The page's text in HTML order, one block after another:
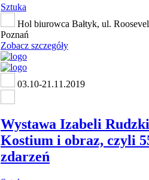
Sztuka
Hol biurowca Bałtyk, ul.
Poznań
Zobacz szczegóły
03.10-21.11.2019
Wystawa Izabeli
Kostium i obraz, czyli
zdarzeń